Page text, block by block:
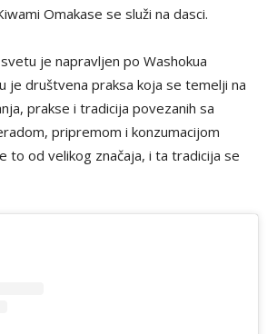
Omakase se služi na dasci.
je napravljen po Washokua
je društvena praksa koja se temelji na
prakse i tradicija povezanih sa
pripremom i konzumacijom
to od velikog značaja, i ta tradicija se